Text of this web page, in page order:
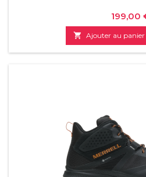
Prix
199,00
 Ajouter au panier